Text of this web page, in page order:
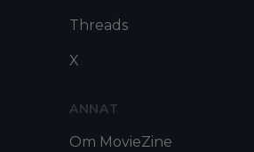
Threads
X
ANNAT
Om MovieZine